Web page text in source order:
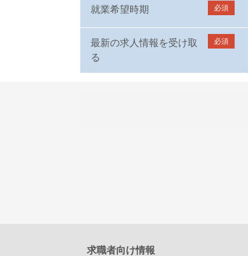
就業希望時期 必須
最新の求人情報を受け取
る
必須
求職者向け情報